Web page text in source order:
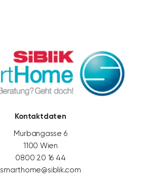
Kontaktdaten
Murbangasse 6
1100 Wien
0800 20 16 44
smarthome@siblik.com